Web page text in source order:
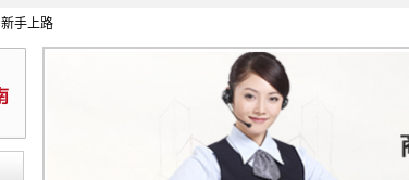
新手上路